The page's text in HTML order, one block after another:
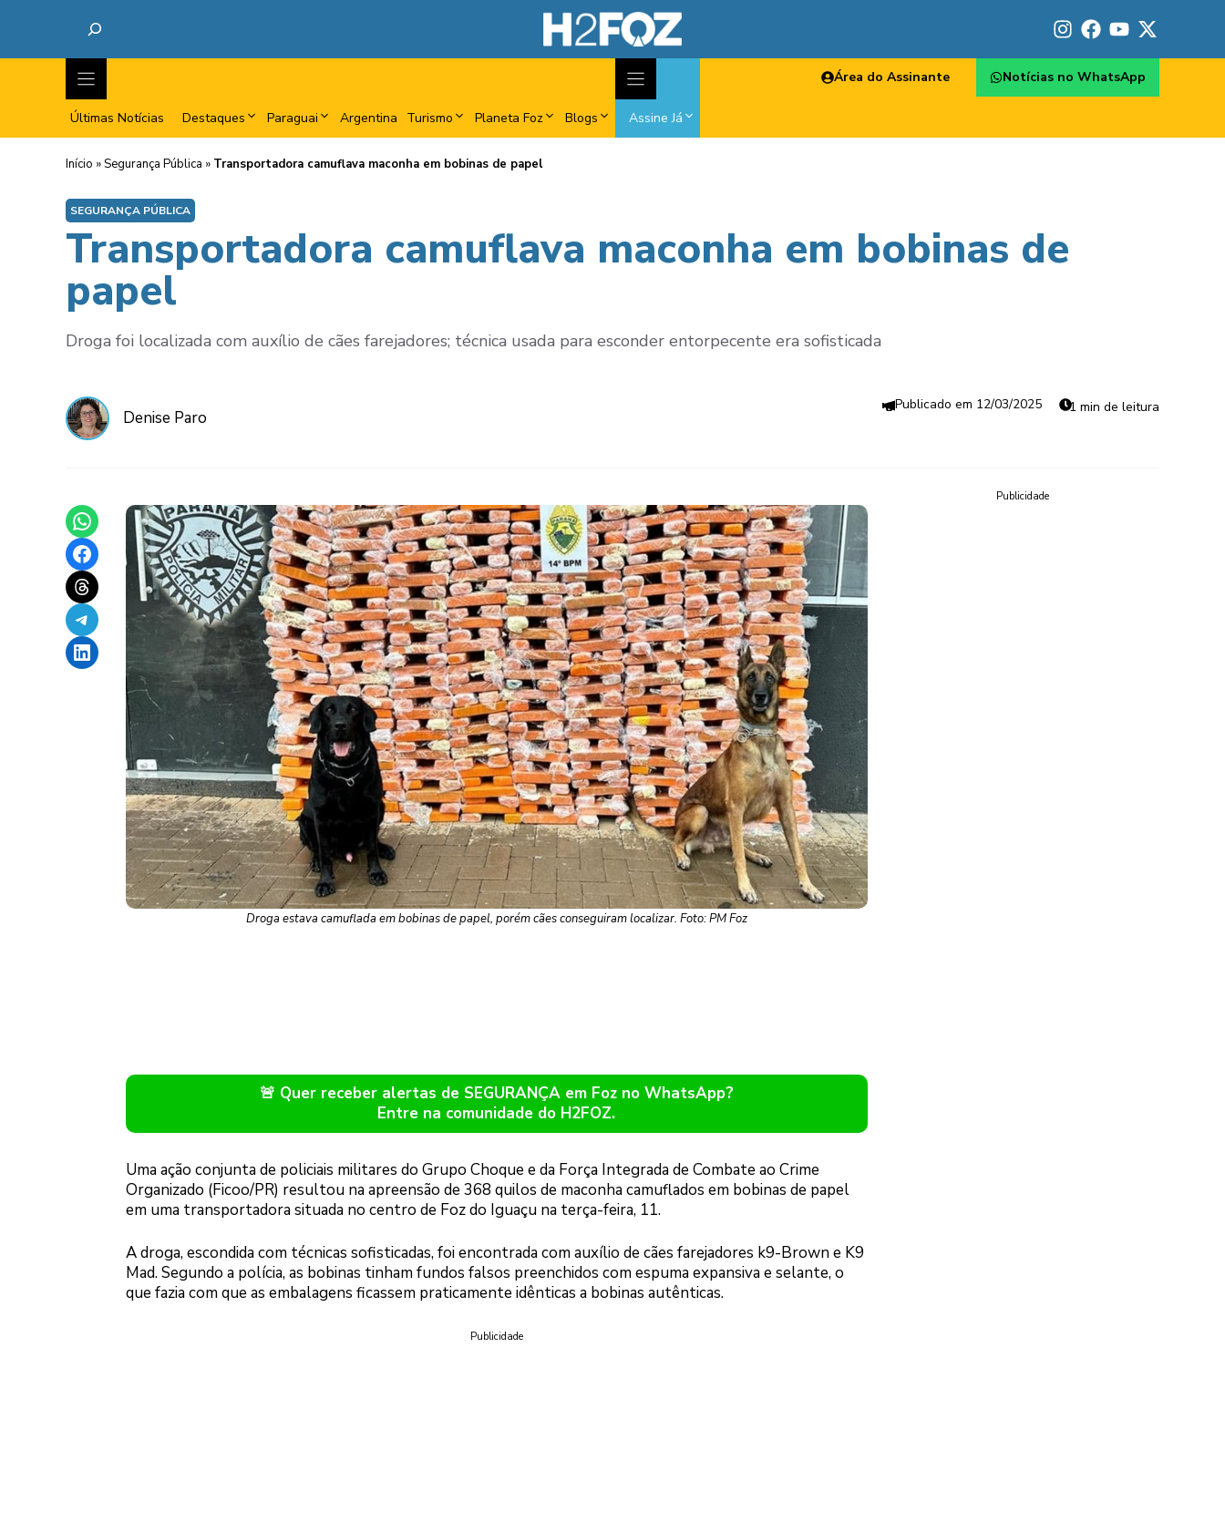
Últimas Notícias Destaques Paraguai Argentina Turismo Planeta Foz Blogs Assine Já
Área do Assinante Notícias no WhatsApp
Início »Segurança Pública » Transportadora camuflava maconha em bobinas de papel
SEGURANÇA PÚBLICA
Transportadora camuflava maconha em bobinas de
papel
Droga foi localizada com auxílio de cães farejadores; técnica usada para esconder entorpecente era sofisticada
Denise Paro
12/03/2025 1 min de leitura
Share on WhatsApp
Share on Facebook
Share on Threads
Share on Telegram
Share on LinkedIn
Droga estava camuflada em bobinas de papel, porém cães conseguiram localizar. Foto: PM Foz
🚨 Quer receber alertas de SEGURANÇA em Foz no WhatsApp?
Entre na comunidade do H2FOZ.
Uma ação conjunta de policiais militares do Grupo Choque e da Força Integrada de Combate ao Crime
Organizado (Ficoo/PR) resultou na apreensão de 368 quilos de maconha camuflados em bobinas de papel
em uma transportadora situada no centro de Foz do Iguaçu na terça-feira, 11.
A droga, escondida com técnicas sofisticadas, foi encontrada com auxílio de cães farejadores k9-Brown e K9
Mad. Segundo a polícia, as bobinas tinham fundos falsos preenchidos com espuma expansiva e selante, o
que fazia com que as embalagens ficassem praticamente idênticas a bobinas autênticas.
Publicidade
Publicidade